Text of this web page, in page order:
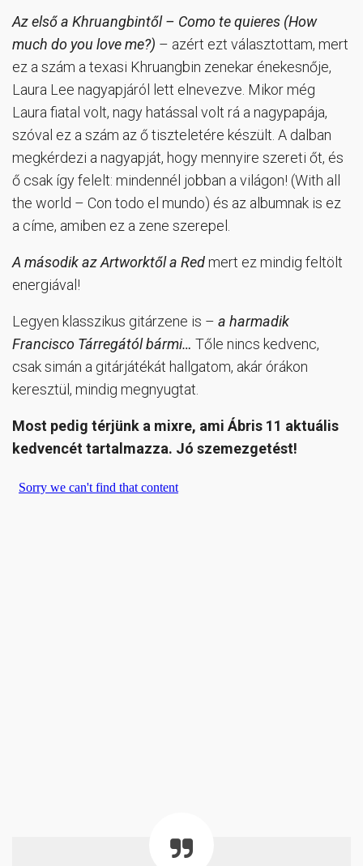
Az első a Khruangbintől – Como te quieres (How
much do you love me?) – azért ezt választottam, mert
ez a szám a texasi Khruangbin zenekar énekesnője,
Laura Lee nagyapjáról lett elnevezve. Mikor még
Laura fiatal volt, nagy hatással volt rá a nagypapája,
szóval ez a szám az ő tiszteletére készült. A dalban
megkérdezi a nagyapját, hogy mennyire szereti őt, és
ő csak így felelt: mindennél jobban a világon! (With all
the world – Con todo el mundo) és az albumnak is ez
a címe, amiben ez a zene szerepel.
A második azArtworktől a Redmert ez mindig feltölt
energiával!
Legyen klasszikus gitárzene is – a harmadik
Francisco Tárregától bármi… Tőle nincs kedvenc,
csak simán a gitárjátékát hallgatom, akár órákon
keresztül, mindig megnyugtat.
Most pedig térjünk a mixre, ami Ábris 11 aktuális
kedvencét tartalmazza. Jó szemezgetést!